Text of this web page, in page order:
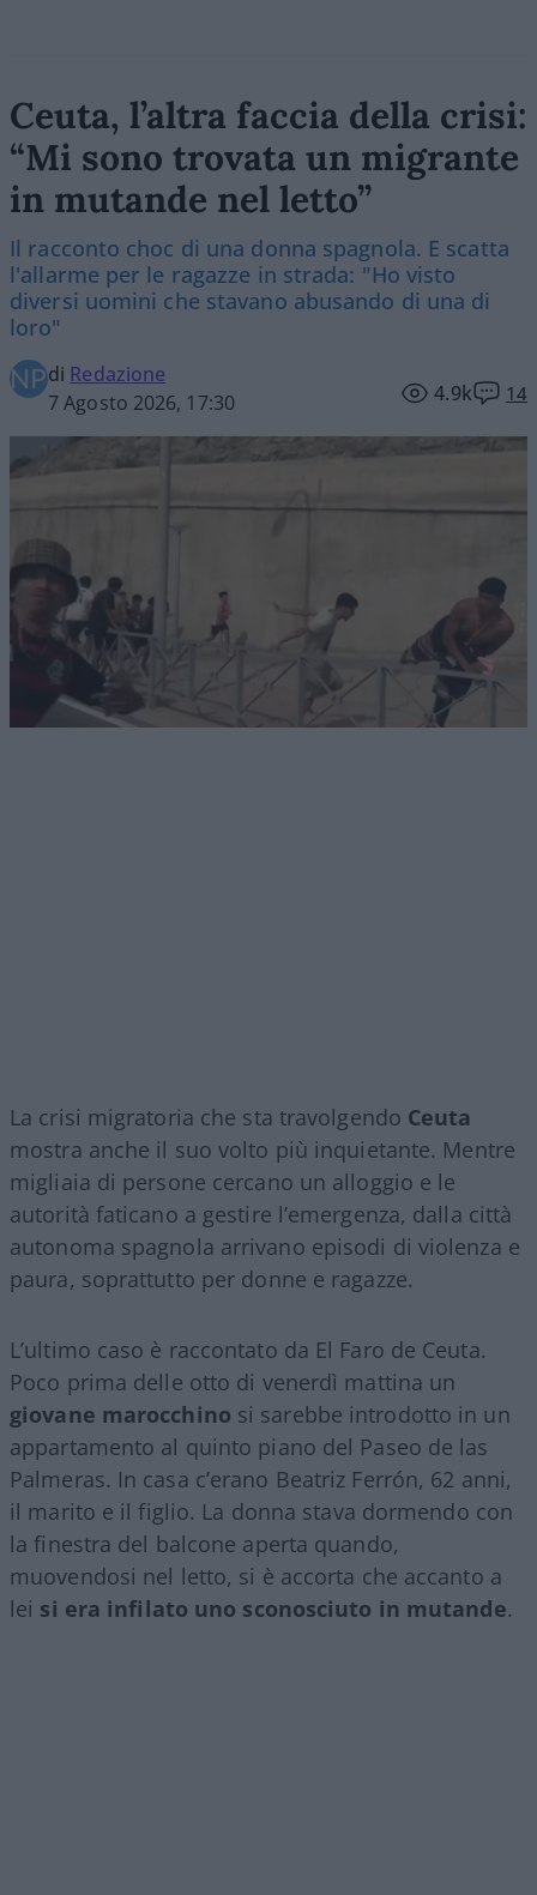
Ceuta, l’altra faccia della crisi:
“Mi sono trovata un migrante
in mutande nel letto”
Il racconto choc di una donna spagnola. E scatta
l'allarme per le ragazze in strada: "Ho visto
diversi uomini che stavano abusando di una di
loro"
di Redazione
7 Agosto 2026, 17:30
4.9k 14
La crisi migratoria che sta travolgendo Ceuta
mostra anche il suo volto più inquietante. Mentre
migliaia di persone cercano un alloggio e le
autorità faticano a gestire l’emergenza, dalla città
autonoma spagnola arrivano episodi di violenza e
paura, soprattutto per donne e ragazze.
L’ultimo caso è raccontato da El Faro de Ceuta.
Poco prima delle otto di venerdì mattina un
giovane marocchino si sarebbe introdotto in un
appartamento al quinto piano del Paseo de las
Palmeras. In casa c’erano Beatriz Ferrón, 62 anni,
il marito e il figlio. La donna stava dormendo con
la finestra del balcone aperta quando,
muovendosi nel letto, si è accorta che accanto a
lei si era infilato uno sconosciuto in mutande.